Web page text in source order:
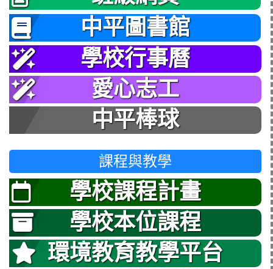
中平圖書館
學校行事曆
愛心志工
中平棒球
課程與教學
學校課程計畫
學校本位課程
環境教育教學平台